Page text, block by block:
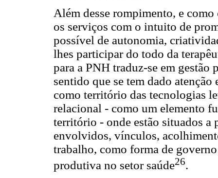
Além desse rompimento, e
os serviços com o intuito de
possível de autonomia,
lhes participar do todo da
para a PNH traduz-se em gestão
sentido que se tem dado
como território das tecnologias
relacional - como um elemento
território - onde estão situados a
envolvidos, vínculos,
trabalho, como forma de
produtiva no setor saúde26.